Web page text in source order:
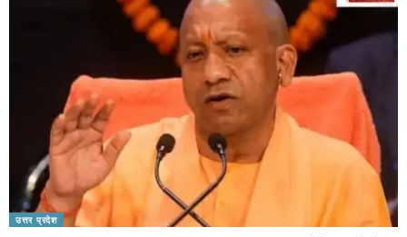
उत्तर प्रदेश